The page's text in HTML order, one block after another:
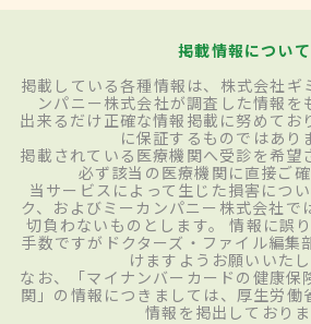
掲載情報について
掲載している各種情報は、株式会社ギ
ンパニー株式会社が調査した情報を
出来るだけ正確な情報掲載に努めてお
に保証するものではあり
掲載されている医療機関へ受診を希望
必ず該当の医療機関に直接ご確
当サービスによって生じた損害につ
ク、およびミーカンパニー株式会社で
切負わないものとします。 情報に誤
手数ですがドクターズ・ファイル編集
けますようお願いいたし
なお、「マイナンバーカードの健康保
関」の情報につきましては、厚生労働
情報を掲出しておりま